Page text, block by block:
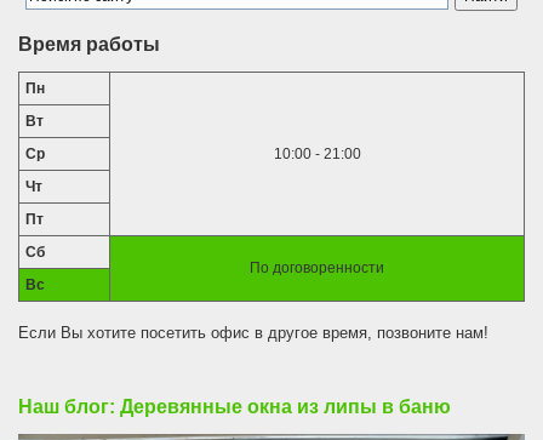
Время работы
Пн
10:00 - 21:00
Вт
Ср
Чт
Пт
Сб
По договоренности
Вс
Если Вы хотите посетить офис в другое время, позвоните нам!
Наш блог: Деревянные окна из липы в баню